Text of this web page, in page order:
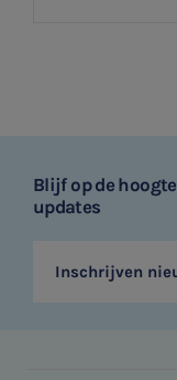
Blijf op de
updates
Inschrijven